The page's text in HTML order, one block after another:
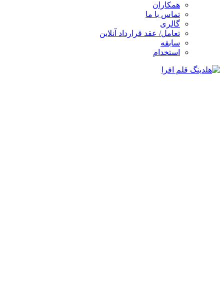
همکاران
تماس با ما
گالری
تعامل/ عقد قرارداد آنلاین
سابقه
استخدام